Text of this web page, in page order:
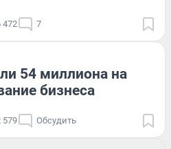
472 7
54 миллиона на
бизнеса
579 Обсудить